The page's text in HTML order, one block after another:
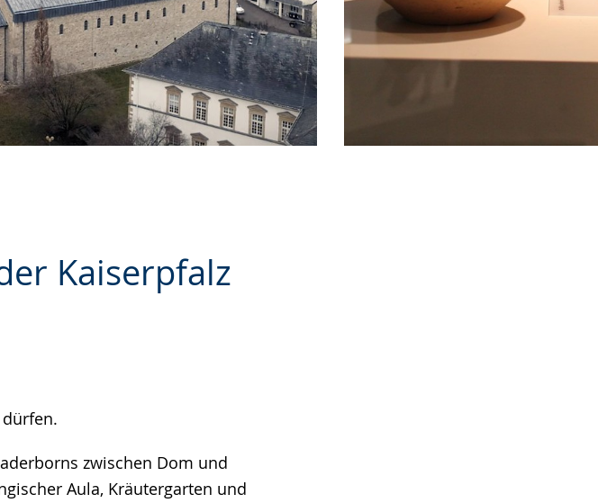
Kaiserpfalz
zwischen Dom und
Aula, Kräutergarten und